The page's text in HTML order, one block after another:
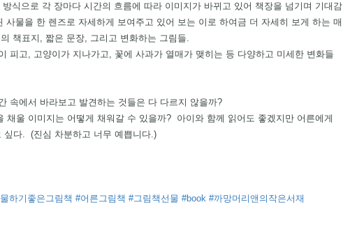
식으로 각 장마다 시간의 흐름에 따라 이미지가 바뀌고 있어 책장을 넘기며 기대감
사물을 한 렌즈로 자세하게 보여주고 있어 보는 이로 하여금 더 자세히 보게 하는 매
책표지, 짧은 문장, 그리고 변화하는 그림들.
피고, 고양이가 지나가고, 꽃에 사과가 열매가 맺히는 등 다양하고 미세한 변화들
속에서 바라보고 발견하는 것들은 다 다르지 않을까?
채울 이미지는 어떻게 채워갈 수 있을까?  아이와 함께 읽어도 좋겠지만 어른에게
다.  (진심 차분하고 너무 예쁩니다.)
하기좋은그림책 #어른그림책 #그림책선물 #book #까망머리앤의작은서재